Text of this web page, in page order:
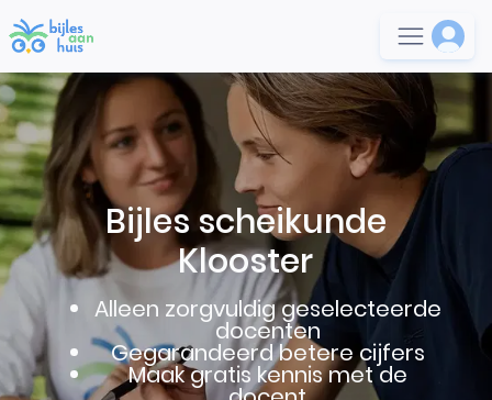
Bijles scheikunde
Klooster
Alleen zorgvuldig geselecteerde
docenten
Gegarandeerd betere cijfers
Maak gratis kennis met de